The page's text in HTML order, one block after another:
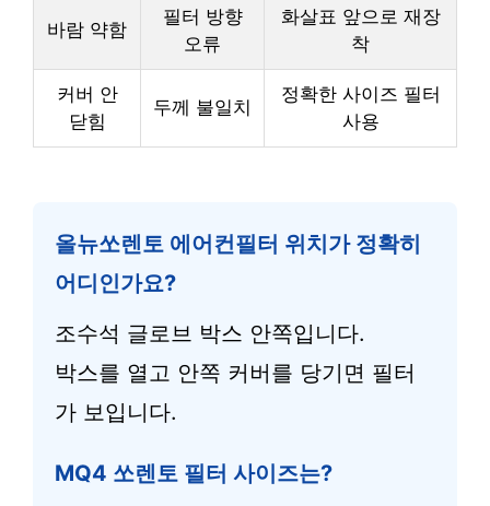
바람 약함
필터 방향
오류
화살표 앞으로 재장
착
커버 안
닫힘
두께 불일치
정확한 사이즈 필터
사용
올뉴쏘렌토 에어컨필터 위치가 정확히
어디인가요?
조수석 글로브 박스 안쪽입니다.
박스를 열고 안쪽 커버를 당기면 필터
가 보입니다.
MQ4 쏘렌토 필터 사이즈는?